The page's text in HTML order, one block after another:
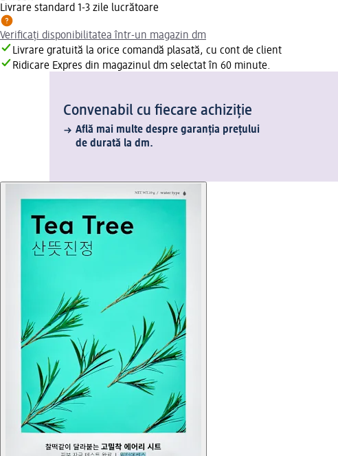
Livrare standard 1-3 zile lucrătoare
Verificați disponibilitatea într-un magazin dm
Livrare gratuită la orice comandă plasată, cu cont de client
Ridicare Expres din magazinul dm selectat în 60 minute.
Convenabil cu fiecare achiziție
Află mai multe despre garanția prețului
de durată la dm.